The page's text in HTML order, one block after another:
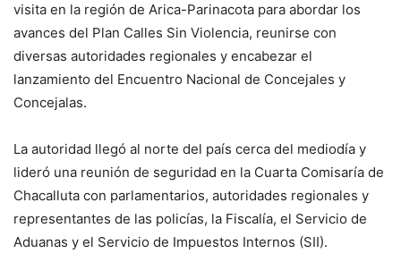
visita en la región de Arica-Parinacota para abordar los
avances del Plan Calles Sin Violencia, reunirse con
diversas autoridades regionales y encabezar el
lanzamiento del Encuentro Nacional de Concejales y
Concejalas.
La autoridad llegó al norte del país cerca del mediodía y
lideró una reunión de seguridad en la Cuarta Comisaría de
Chacalluta con parlamentarios, autoridades regionales y
representantes de las policías, la Fiscalía, el Servicio de
Aduanas y el Servicio de Impuestos Internos (SII).